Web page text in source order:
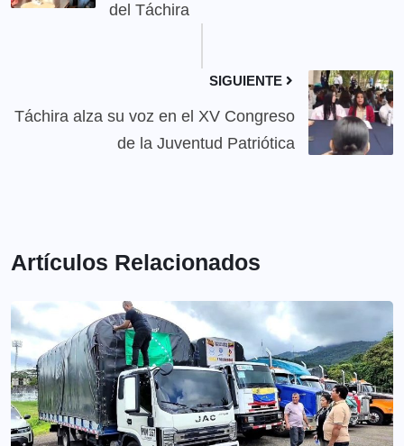
del Táchira
SIGUIENTE
Táchira alza su voz en el XV Congreso
de la Juventud Patriótica
Artículos Relacionados